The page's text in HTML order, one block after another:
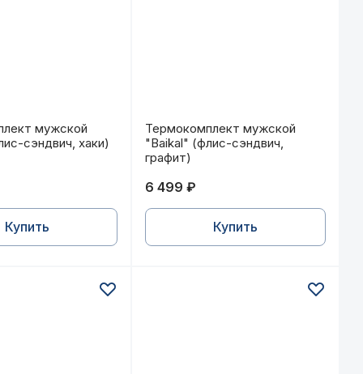
мужской "Baikal" (флис-сэндвич, хаки)
мужской
сэндвич, хаки)
Купить
Термокомплект мужской
Термокомплект мужской
"Baikal" (флис-сэндвич,
графит)
6 499 ₽
Купить